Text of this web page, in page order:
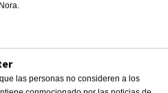
las personas no consideren a los